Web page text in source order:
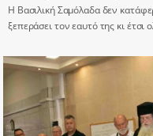
Η Βασιλική Σαμόλαδα δεν
ξεπεράσει τον εαυτό της κι έτσι